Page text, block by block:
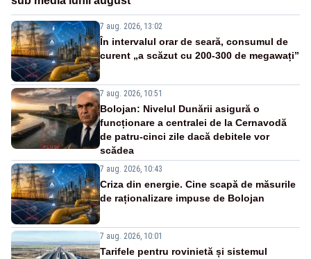
7 aug. 2026, 13:02
În intervalul orar de seară, consumul de
curent „a scăzut cu 200-300 de megawați”
7 aug. 2026, 10:51
Bolojan: Nivelul Dunării asigură o
funcționare a centralei de la Cernavodă
de patru-cinci zile dacă debitele vor
scădea
7 aug. 2026, 10:43
Criza din energie. Cine scapă de măsurile
de raționalizare impuse de Bolojan
7 aug. 2026, 10:01
Tarifele pentru rovinietă și sistemul